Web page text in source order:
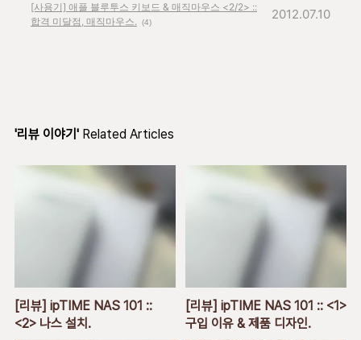
[사용기] 애플 블루투스 키보드 & 매직마우스 <2/2> ::
합격 미달점, 매직마우스. (4)
2012.07.10
'리뷰 이야기' Related Articles
[리뷰] ipTIME NAS 101 ::
<2> 나스 설치.
[리뷰] ipTIME NAS 101 :: <1>
구입 이유 & 제품 디자인.